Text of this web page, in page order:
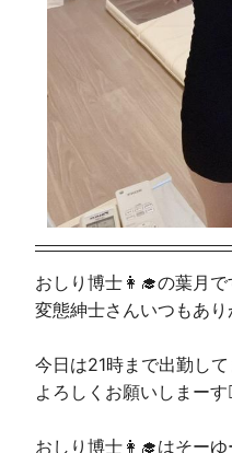
おしり博士👩‍🎓の葉月で
変態紳士さんいつもあり
今日は21時まで出勤し
よろしくお願いしまーす
おしり博士👩‍🎓はそー